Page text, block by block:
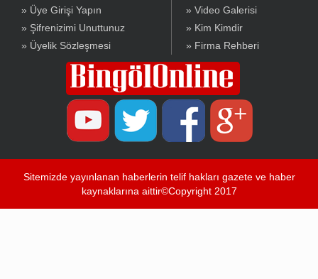
» Üye Girişi Yapın
» Şifrenizimi Unuttunuz
» Üyelik Sözleşmesi
» Video Galerisi
» Kim Kimdir
» Firma Rehberi
Sitemizde yayınlanan haberlerin telif hakları gazete ve haber
kaynaklarına aittir©Copyright 2017